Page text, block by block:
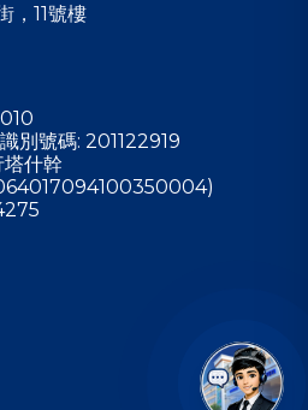
，11號樓
別號碼: 201122919
什幹